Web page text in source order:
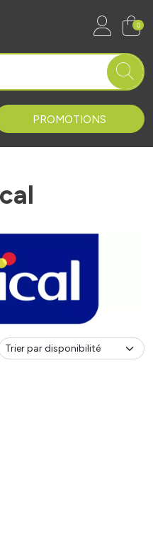
Paque Grandvilliers
0
PROMOTIONS